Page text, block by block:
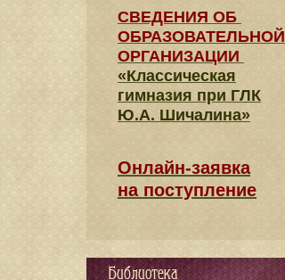
СВЕДЕНИЯ​ ОБ
ОБРАЗОВАТЕЛЬНОЙ
ОРГАНИЗАЦИИ
«Классическая
гимназия при ГЛК
Ю.А. Шичалина»
Онлайн-заявка
на поступление
Библиотека